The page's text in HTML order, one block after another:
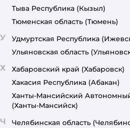
Тыва Республика (Кызыл)
Тюменская область (Тюмень)
У Удмуртская Республика
Ульяновская область
Х Хабаровский край (Хабаровск)
Хакасия Республика (Абакан)
Ханты-Мансийский
(Ханты-Мансийск)
Ч Челябинская область